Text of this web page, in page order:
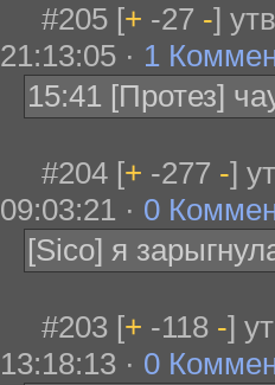
#205 [+ -27 -]
21:13:05 · 1
15:41 [Протез]
#204 [+ -277 -]
09:03:21 · 0
[Sico] я
#203 [+ -118 -]
13:18:13 · 0